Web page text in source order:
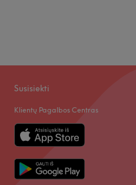
Susisiekti
Klientų Pagalbos Centras